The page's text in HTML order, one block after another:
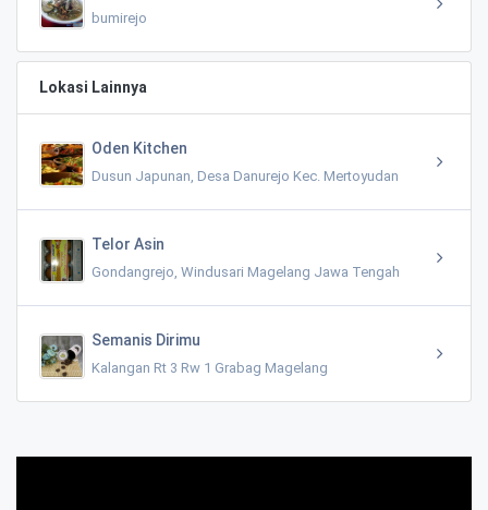
bumirejo
Lokasi Lainnya
Oden Kitchen
Dusun Japunan, Desa Danurejo Kec. Mertoyudan
Telor Asin
Gondangrejo, Windusari Magelang Jawa Tengah
Semanis Dirimu
Kalangan Rt 3 Rw 1 Grabag Magelang